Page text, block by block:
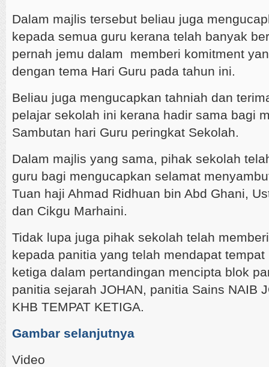
Dalam majlis tersebut beliau juga
kepada semua guru kerana telah banyak
pernah jemu dalam memberi komitment
dengan tema Hari Guru pada tahun ini.
Beliau juga mengucapkan tahniah dan
pelajar sekolah ini kerana hadir sama bagi
Sambutan hari Guru peringkat Sekolah.
Dalam majlis yang sama, pihak sekolah
guru bagi mengucapkan selamat
Tuan haji Ahmad Ridhuan bin Abd Ghani,
dan Cikgu Marhaini.
Tidak lupa juga pihak sekolah telah
kepada panitia yang telah mendapat
ketiga dalam pertandingan mencipta blok
panitia sejarah JOHAN, panitia Sains NAIB
KHB TEMPAT KETIGA.
Gambar selanjutnya
Video